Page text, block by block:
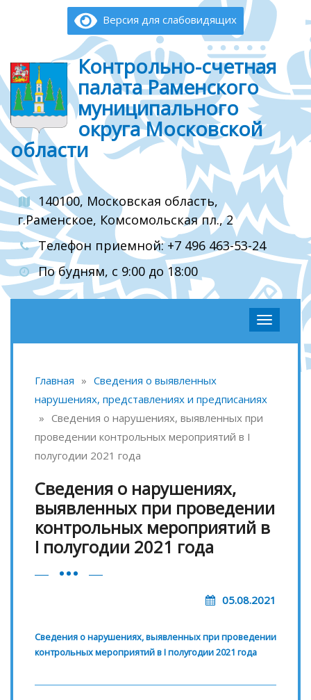
Версия для слабовидящих
Контрольно-счетная
палата Раменского
муниципального
округа Московской
области
140100, Московская область,
г.Раменское, Комсомольская пл., 2
Телефон приемной: +7 496 463-53-24
По будням, с 9:00 до 18:00
Главная » Сведения о выявленных
нарушениях, представлениях и предписаниях
» Сведения о нарушениях, выявленных при
проведении контрольных мероприятий в I
полугодии 2021 года
Сведения о нарушениях,
выявленных при проведении
контрольных мероприятий в
I полугодии 2021 года
05.08.2021
Сведения о нарушениях, выявленных при проведении
контрольных мероприятий в I полугодии 2021 года